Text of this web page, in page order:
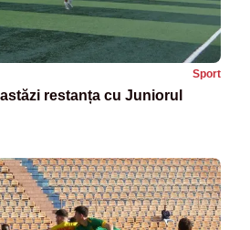
Sport
restanța cu Juniorul